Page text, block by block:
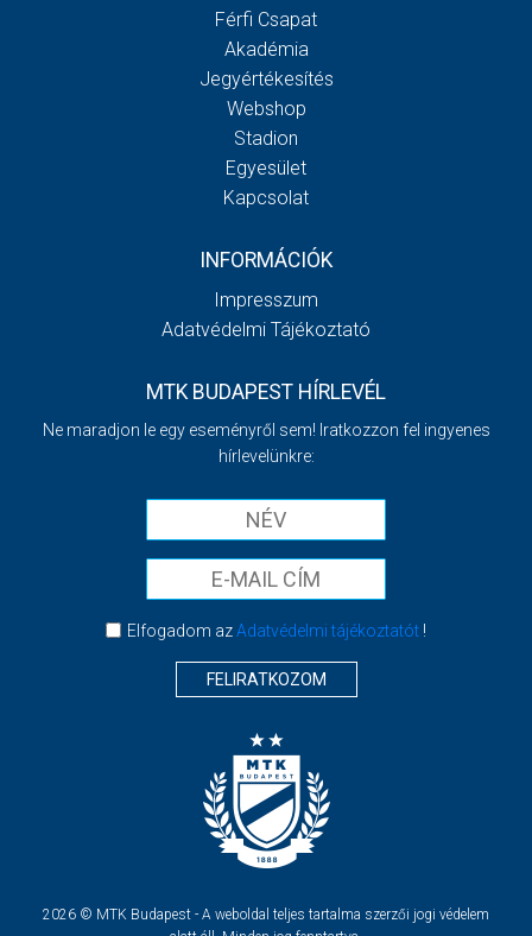
Férfi Csapat
Akadémia
Jegyértékesítés
Webshop
Stadion
Egyesület
Kapcsolat
INFORMÁCIÓK
Impresszum
Adatvédelmi Tájékoztató
MTK BUDAPEST HÍRLEVÉL
Ne maradjon le egy eseményről sem! Iratkozzon fel ingyenes
hírlevelünkre:
Elfogadom azAdatvédelmi tájékoztatót!
FELIRATKOZOM
2026 © MTK Budapest - A weboldal teljes tartalma szerzői jogi védelem